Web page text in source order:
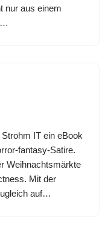
nur aus einem
IT ein eBook
fantasy-Satire.
Weihnachtsmärkte
Mit der
auf…